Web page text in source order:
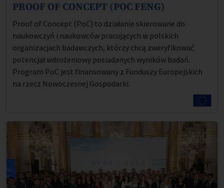
PROOF OF CONCEPT (POC FENG)
Opis projektu:
Proof of Concept (PoC) to działanie skierowane do
naukowczyń i naukowców pracujących w polskich
organizacjach badawczych, którzy chcą zweryfikować
potencjał wdrożeniowy posiadanych wyników badań.
Program PoC jest finansowany z Funduszy Europejskich
na rzecz Nowoczesnej Gospodarki.